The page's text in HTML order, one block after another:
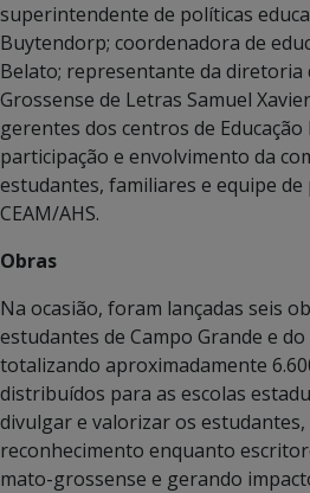
superintendente de políticas
Buytendorp; coordenadora de
Belato; representante da diretoria
Grossense de Letras Samuel
gerentes dos centros de Educação
participação e envolvimento da
estudantes, familiares e equipe
CEAM/AHS.
Obras
Na ocasião, foram lançadas seis
estudantes de Campo Grande e
totalizando aproximadamente
distribuídos para as escolas
divulgar e valorizar os
reconhecimento enquanto
mato-grossense e gerando